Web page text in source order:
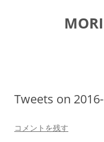
Tweets on
コメントを残す